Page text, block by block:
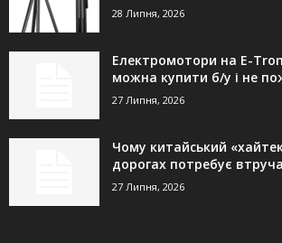
28 Липня, 2026
Електромотори на E-
можна купити б/у і не
27 Липня, 2026
Чому китайський
дорогах потребує
27 Липня, 2026